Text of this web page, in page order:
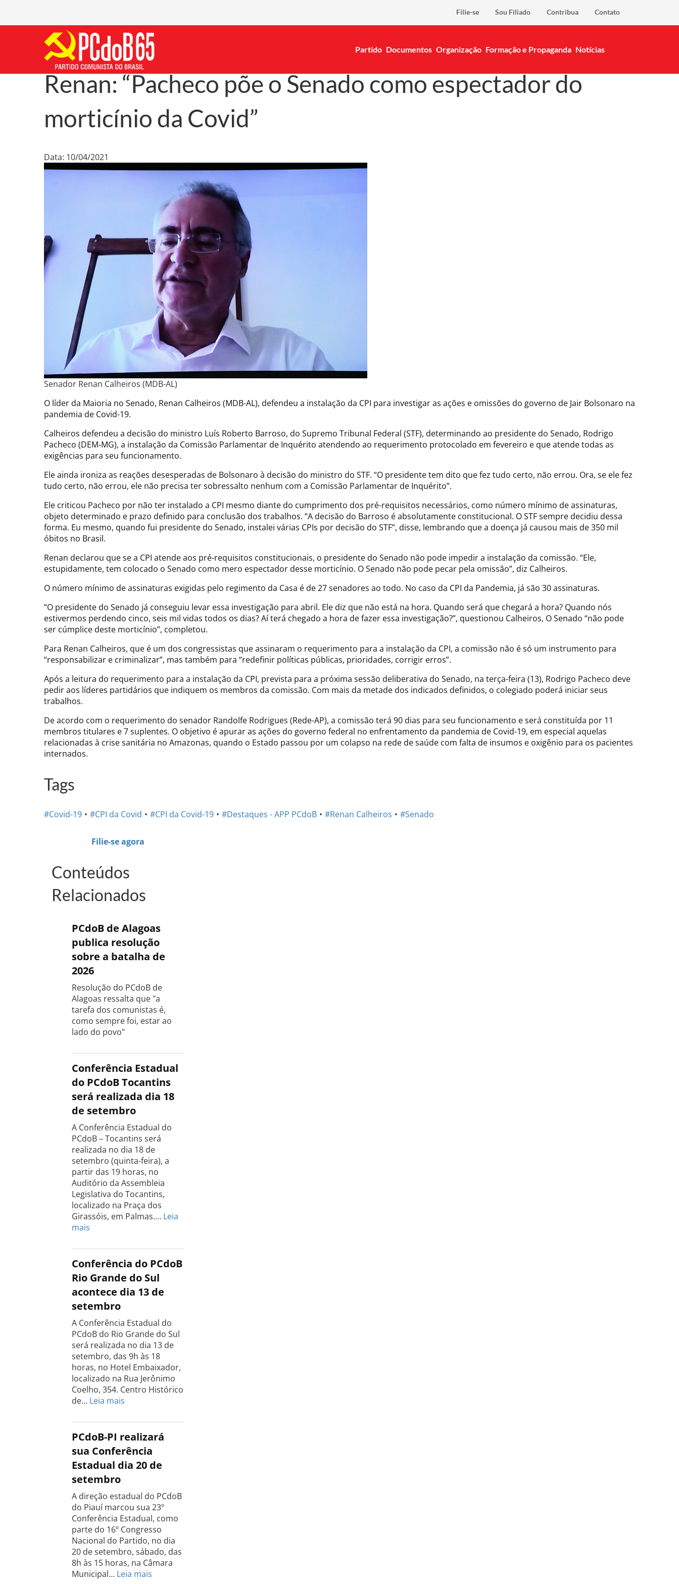
Filie-se Sou Filiado Contribua Contato
Partido Documentos Organização Formação e Propaganda Notícias
Renan: “Pacheco põe o Senado como espectador do
morticínio da Covid”
Data: 10/04/2021
Senador Renan Calheiros (MDB-AL)
O líder da Maioria no Senado, Renan Calheiros (MDB-AL), defendeu a instalação da CPI para investigar as ações e omissões do governo de Jair Bolsonaro na
pandemia de Covid-19.
Calheiros defendeu a decisão do ministro Luís Roberto Barroso, do Supremo Tribunal Federal (STF), determinando ao presidente do Senado, Rodrigo
Pacheco (DEM-MG), a instalação da Comissão Parlamentar de Inquérito atendendo ao requerimento protocolado em fevereiro e que atende todas as
exigências para seu funcionamento.
Ele ainda ironiza as reações desesperadas de Bolsonaro à decisão do ministro do STF. “O presidente tem dito que fez tudo certo, não errou. Ora, se ele fez
tudo certo, não errou, ele não precisa ter sobressalto nenhum com a Comissão Parlamentar de Inquérito”.
Ele criticou Pacheco por não ter instalado a CPI mesmo diante do cumprimento dos pré-requisitos necessários, como número mínimo de assinaturas,
objeto determinado e prazo definido para conclusão dos trabalhos. “A decisão do Barroso é absolutamente constitucional. O STF sempre decidiu dessa
forma. Eu mesmo, quando fui presidente do Senado, instalei várias CPIs por decisão do STF”, disse, lembrando que a doença já causou mais de 350 mil
óbitos no Brasil.
Renan declarou que se a CPI atende aos pré-requisitos constitucionais, o presidente do Senado não pode impedir a instalação da comissão. “Ele,
estupidamente, tem colocado o Senado como mero espectador desse morticínio. O Senado não pode pecar pela omissão”, diz Calheiros.
O número mínimo de assinaturas exigidas pelo regimento da Casa é de 27 senadores ao todo. No caso da CPI da Pandemia, já são 30 assinaturas.
“O presidente do Senado já conseguiu levar essa investigação para abril. Ele diz que não está na hora. Quando será que chegará a hora? Quando nós
estivermos perdendo cinco, seis mil vidas todos os dias? Aí terá chegado a hora de fazer essa investigação?”, questionou Calheiros, O Senado “não pode
ser cúmplice deste morticínio”, completou.
Para Renan Calheiros, que é um dos congressistas que assinaram o requerimento para a instalação da CPI, a comissão não é só um instrumento para
“responsabilizar e criminalizar”, mas também para “redefinir políticas públicas, prioridades, corrigir erros”.
Após a leitura do requerimento para a instalação da CPI, prevista para a próxima sessão deliberativa do Senado, na terça-feira (13), Rodrigo Pacheco deve
pedir aos líderes partidários que indiquem os membros da comissão. Com mais da metade dos indicados definidos, o colegiado poderá iniciar seus
trabalhos.
De acordo com o requerimento do senador Randolfe Rodrigues (Rede-AP), a comissão terá 90 dias para seu funcionamento e será constituída por 11
membros titulares e 7 suplentes. O objetivo é apurar as ações do governo federal no enfrentamento da pandemia de Covid-19, em especial aquelas
relacionadas à crise sanitária no Amazonas, quando o Estado passou por um colapso na rede de saúde com falta de insumos e oxigênio para os pacientes
internados.
Tags
#Covid-19 #CPI da Covid #CPI da Covid-19 #Destaques - APP PCdoB #Renan Calheiros #Senado
Filie-se agora
Conteúdos
Relacionados
PCdoB de Alagoas
publica resolução
sobre a batalha de
2026
Resolução do PCdoB de
Alagoas ressalta que "a
tarefa dos comunistas é,
como sempre foi, estar ao
lado do povo"
Conferência Estadual
do PCdoB Tocantins
será realizada dia 18
de setembro
A Conferência Estadual do
PCdoB – Tocantins será
realizada no dia 18 de
setembro (quinta-feira), a
partir das 19 horas, no
Auditório da Assembleia
Legislativa do Tocantins,
localizado na Praça dos
Girassóis, em Palmas.… Leia
mais
Estadual
do
Tocantins
será
realizada
18
de
setembro
Conferência do PCdoB
Rio Grande do Sul
acontece dia 13 de
setembro
A Conferência Estadual do
PCdoB do Rio Grande do Sul
será realizada no dia 13 de
setembro, das 9h às 18
horas, no Hotel Embaixador,
localizado na Rua Jerônimo
Coelho, 354. Centro Histórico
de… Leia mais
do
PCdoB
Rio
Grande
do
dia
13
de
setembro
PCdoB-PI realizará
sua Conferência
Estadual dia 20 de
setembro
A direção estadual do PCdoB
do Piauí marcou sua 23º
Conferência Estadual, como
parte do 16º Congresso
Nacional do Partido, no dia
20 de setembro, sábado, das
8h às 15 horas, na Câmara
Municipal… Leia mais